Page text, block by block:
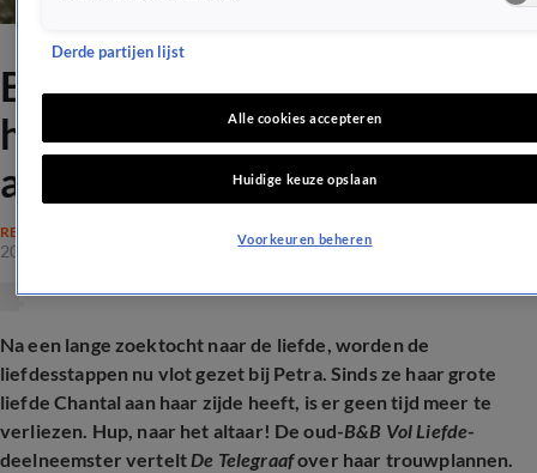
B&B Vol Liefde-Petra stapt in
het huwelijksbootje: 'Ringen
al gekocht'
REALITY
20 mrt 2026, 20:00
Na een lange zoektocht naar de liefde, worden de
liefdesstappen nu vlot gezet bij Petra. Sinds ze haar grote
liefde Chantal aan haar zijde heeft, is er geen tijd meer te
verliezen. Hup, naar het altaar! De oud-B&B Vol Liefde-
deelneemster verteltDe Telegraafover haar trouwplannen.
Derde partijen lijst
Alle cookies accepteren
Huidige keuze opslaan
Voorkeuren beheren